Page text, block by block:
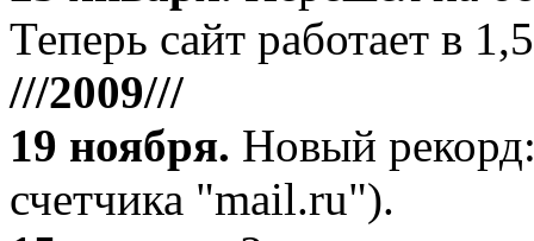
Теперь сайт работает в
///2009///
19 ноября. Новый
счетчика "mail.ru").